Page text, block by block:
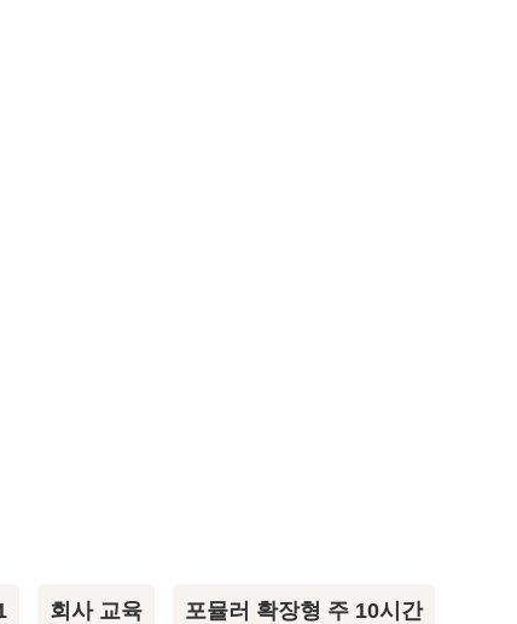
회사 교육 포뮬러 확장형 주 10시간